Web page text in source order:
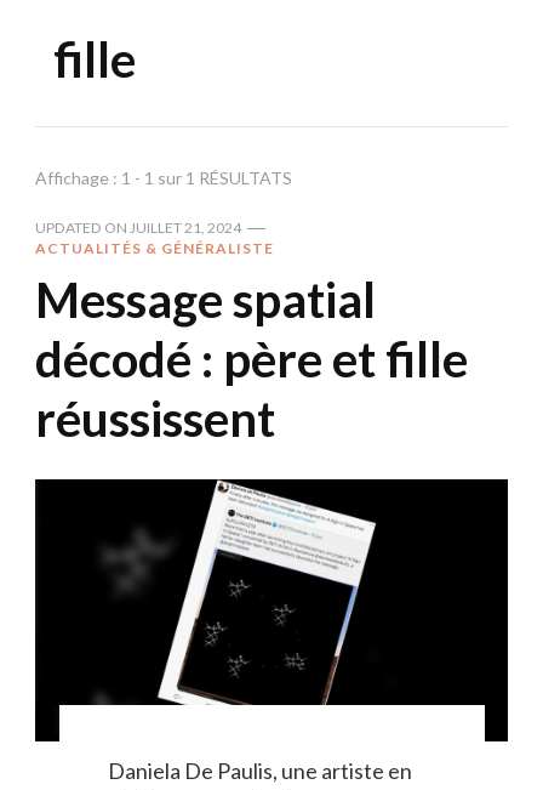
fille
Affichage : 1 - 1 sur 1 RÉSULTATS
UPDATED ON JUILLET 21, 2024
ACTUALITÉS & GÉNÉRALISTE
Message spatial
décodé : père et fille
réussissent
Daniela De Paulis, une artiste en